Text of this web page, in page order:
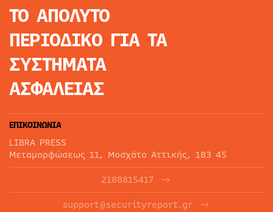
ΤΟ ΑΠΟΛΥΤΟ
ΠΕΡΙΟΔΙΚΟ ΓΙΑ ΤΑ
ΣΥΣΤΗΜΑΤΑ
ΑΣΦΑΛΕΙΑΣ
ΕΠΙΚΟΙΝΩΝΙΑ
LIBRA PRESS
Μεταμορφώσεως 11, Μοσχάτο Αττικής, 183 45
2108815417
support@securityreport.gr